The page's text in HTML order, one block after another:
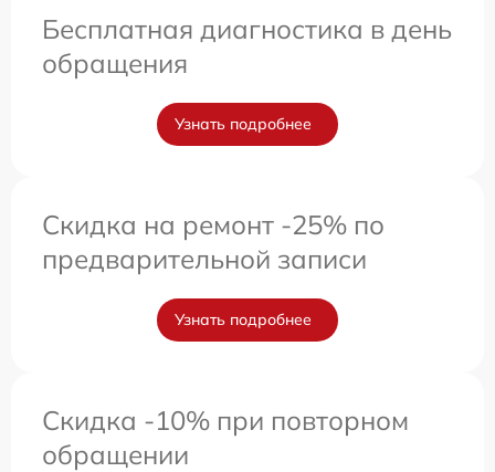
Бесплатная диагностика в день
обращения
Узнать подробнее
Скидка на ремонт -25% по
предварительной записи
Узнать подробнее
Скидка -10% при повторном
обращении